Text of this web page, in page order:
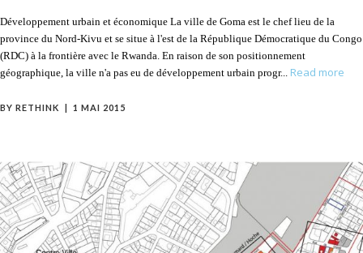
Développement urbain et économique La ville de Goma est le chef lieu de la
province du Nord-Kivu et se situe à l'est de la République Démocratique du Congo
(RDC) à la frontière avec le Rwanda. En raison de son positionnement
géographique, la ville n'a pas eu de développement urbain progr
Read more
BY RETHINK 1 MAI 2015